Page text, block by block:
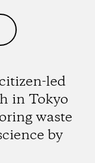
led
in Tokyo
waste
by